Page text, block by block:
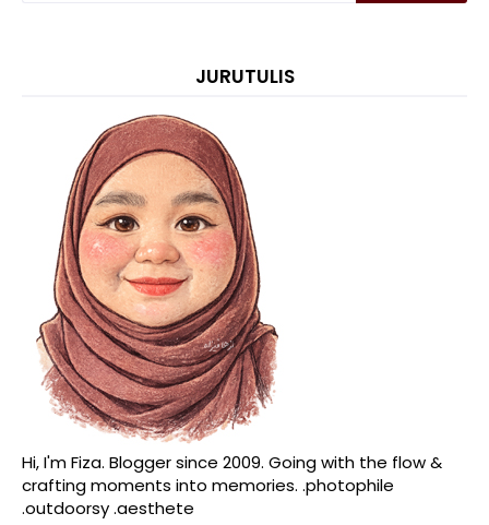
JURUTULIS
Hi, I'm Fiza. Blogger since 2009. Going with the flow &
crafting moments into memories. .photophile
.outdoorsy .aesthete